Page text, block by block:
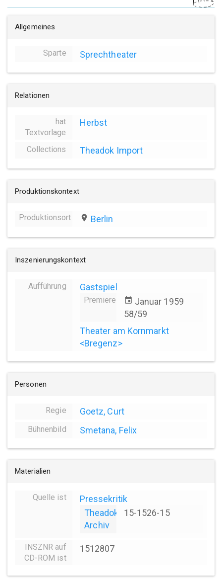
Allgemeines
Sparte Sprechtheater
Relationen
hat
Textvorlage
Herbst
Collections Theadok Import
Produktionskontext
Produktionsort place Berlin
Inszenierungskontext
Aufführung Gastspiel
Premiere event Januar 1959
58/59
Theater am Kornmarkt
<Bregenz>
Personen
Regie Goetz, Curt
Bühnenbild Smetana, Felix
Materialien
Quelle ist
Pressekritik
Theadok
Archiv
15-1526-15
INSZNR auf
CD-ROM ist
1512807